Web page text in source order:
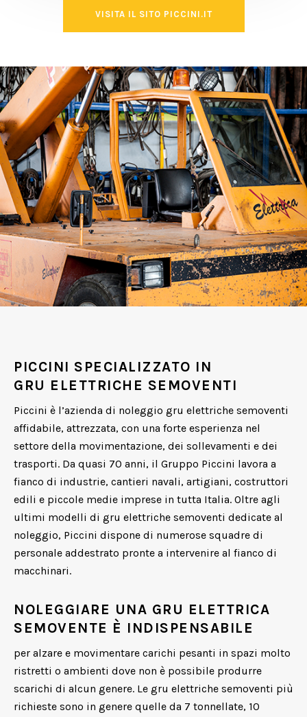
VISITA IL SITO PICCINI.IT
PICCINI SPECIALIZZATO IN
GRU ELETTRICHE SEMOVENTI
Piccini è l’azienda di noleggio gru elettriche semoventi
affidabile, attrezzata, con una forte esperienza nel
settore della movimentazione, dei sollevamenti e dei
trasporti. Da quasi 70 anni, il Gruppo Piccini lavora a
fianco di industrie, cantieri navali, artigiani, costruttori
edili e piccole medie imprese in tutta Italia. Oltre agli
ultimi modelli di gru elettriche semoventi dedicate al
noleggio, Piccini dispone di numerose squadre di
personale addestrato pronte a intervenire al fianco di
macchinari.
NOLEGGIARE UNA GRU ELETTRICA
SEMOVENTE È INDISPENSABILE
per alzare e movimentare carichi pesanti in spazi molto
ristretti o ambienti dove non è possibile produrre
scarichi di alcun genere. Le gru elettriche semoventi più
richieste sono in genere quelle da 7 tonnellate, 10